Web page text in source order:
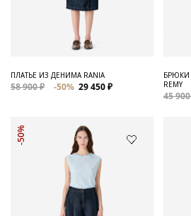
ПЛАТЬЕ ИЗ ДЕНИМА RANIA
58 900 ₽ -50% 29 450 ₽
REMY
45
-50%